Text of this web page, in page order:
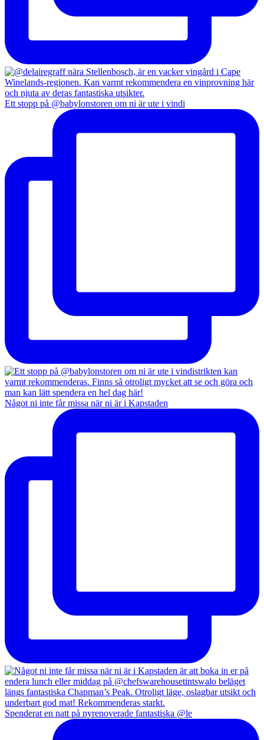
Ett stopp på @babylonstoren om ni är ute i vindi
Något ni inte får missa när ni är i Kapstaden
Spenderat en natt på nyrenoverade fantastiska @le